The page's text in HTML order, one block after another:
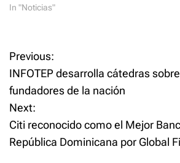
In "Noticias"
P
o
s
t
Previous:
INFOTEP desarrolla cátedras
fundadores de la nación
Next:
Citi reconocido como el Mejor
República Dominicana por Global